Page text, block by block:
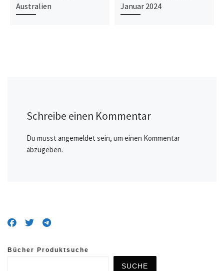
Australien
Januar 2024
Schreibe einen Kommentar
Du musst angemeldet sein, um einen Kommentar
abzugeben.
Bücher Produktsuche
SUCHE